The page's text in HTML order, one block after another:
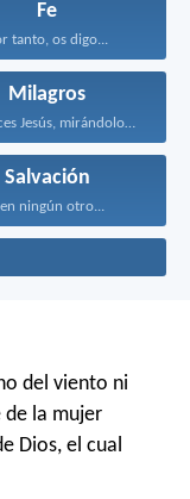
Fe
tanto, os digo...
Milagros
Entonces Jesús, mirándolos, dijo...
Salvación
en ningún otro...
del viento ni
de la mujer
Dios, el cual